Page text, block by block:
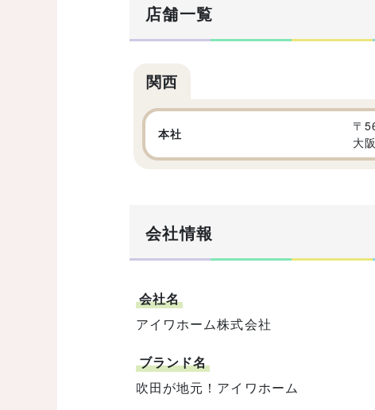
店舗一覧
関西
本社 〒
大
会社情報
会社名
アイワホーム株式会社
ブランド名
吹田が地元！アイワホーム